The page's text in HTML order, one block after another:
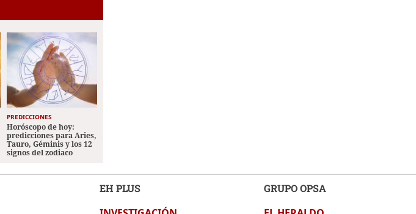
PREDICCIONES
Horóscopo de hoy:
predicciones para Aries,
Tauro, Géminis y los 12
signos del zodiaco
EH PLUS GRUPO OPSA